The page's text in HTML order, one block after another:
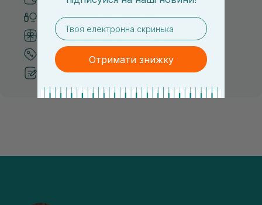
Тільки оригінальна косметика
Система бонусів та лояльності
Кращі ціни та топ товари
Рекомендації від косметологів
email
Отримати знижку